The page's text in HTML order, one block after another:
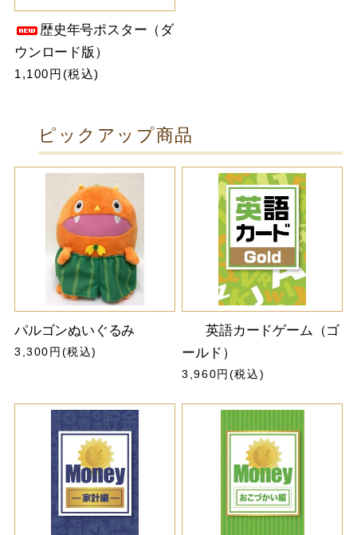
歴史年号ポスター（ダ
ウンロード版）
1,100円(税込)
ピックアップ商品
パルゴンぬいぐるみ
3,300円(税込)
英語カードゲーム（ゴ
ールド）
3,960円(税込)